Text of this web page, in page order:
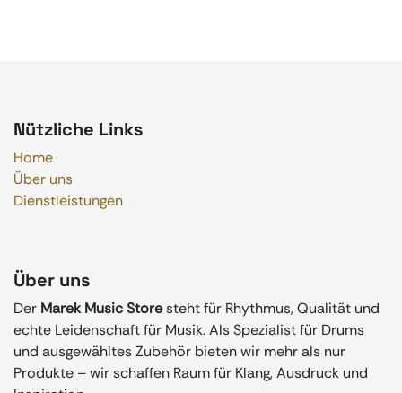
Nützliche Links
Home
Über uns
Dienstleistungen
Über uns
Der Marek Music Storesteht für Rhythmus, Qualität und
echte Leidenschaft für Musik. Als Spezialist für Drums
und ausgewähltes Zubehör bieten wir mehr als nur
Produkte – wir schaffen Raum für Klang, Ausdruck und